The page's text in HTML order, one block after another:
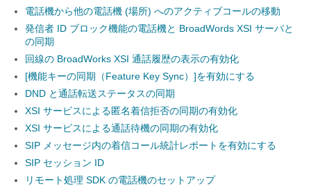
電話機から他の電話機 (場所) へのアクティブコールの移動
発信者 ID ブロック機能の電話機と BroadWords XSI サーバと
の同期
回線の BroadWorks XSI 通話履歴の表示の有効化
[機能キーの同期（Feature Key Sync）]を有効にする
DND と通話転送ステータスの同期
XSI サービスによる匿名着信拒否の同期の有効化
XSI サービスによる通話待機の同期の有効化
SIP メッセージ内の着信コール統計レポートを有効にする
SIP セッション ID
リモート処理 SDK の電話機のセットアップ